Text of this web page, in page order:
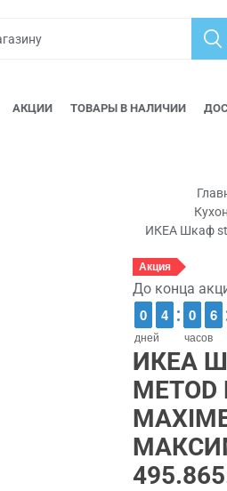
АКЦИИ ТОВАРЫ В НАЛИЧИИ
ИКЕА Шкаф st
Акция
До конца
дней
9
9
0
0 3
3
4
4
часов
9
9
0
0 5
5
6
6
ИКЕА